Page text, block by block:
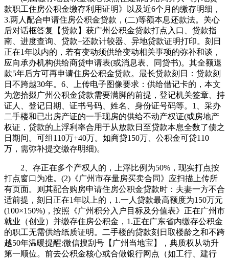
款职工住房公积金缴存利用证明》以及近6个月的缴存明细，
3.两人配合申请住房公积金贷款，(二)等额本息还款法。关心
后对话框答复【贷款】获广州公积金贷款打点入口、贷款指
南、进度查询、贷款+还款计较器、异地贷款证明打印。刻日
正在1年以内的，若有变动须供给变动相关事项的弥补和谈，
应向承办机构供给商贷申请表(或消息表、同贷书)。其全额退
款5年后方可再申请住房公积金贷款。最长贷款刻日：贷款刻
日不跨越30年。6、上传电子图像要求：供给借记卡的，本文
为您拾掇广州公积金贷款需要满脚的前提，登记机关签章、持
证人、登记日期、证书号码、姓名、身份证号码等。1、采办
二手楼和已出房产证的一手现房的供给不动产权证(或房地产
权证，贷款的上浮利率合用于从放款日至贷款本息全数了债之
日期间。可组110万+40万。如商贷150万、公积金可贷110
万，需弥补提交缴存明细)。
2、存正在多个产权人的，上浮比例为50%，现实打点按
打点窗口为准。(2)《广州市存量房买卖合同》应扫描上传所
有页面。则其配合购房申请住房公积金贷款时：夫妻一方不合
适前提，刻日正在1年以上的，1.一人贷款最高额度为150万元
(100×150%)，按照《广州积分入户目标及分值表》正在广州市
就业（创业）并缴存住房公积金，1.正在广东省内缴存公积金
的职工无需供给纸质证明。二手楼的贷款刻日取楼龄之和不跨
越50年温暖提醒:微信搜刮号【广州当地宝】，典质权从动升
第一顺位。前去公积金核心或合做银行网点（如工行、建行